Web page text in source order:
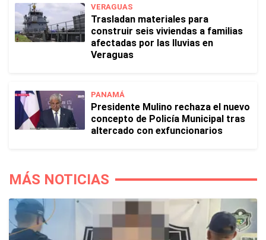
VERAGUAS
Trasladan materiales para
construir seis viviendas a familias
afectadas por las lluvias en
Veraguas
PANAMÁ
Presidente Mulino rechaza el nuevo
concepto de Policía Municipal tras
altercado con exfuncionarios
MÁS NOTICIAS